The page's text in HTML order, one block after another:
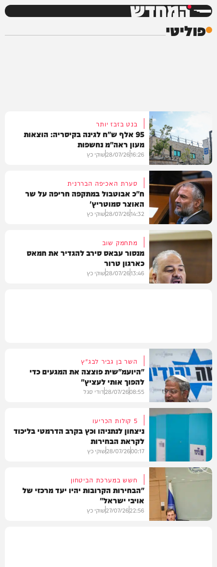
המחדש
פוליטי
חדשות
בנט בזבז יותר
95 אלף ש"ח לגינה בקיסריה: הוצאות
מעון ראה"מ נחשפות
16:26
28/07/26שוקי כץ
חדשות
סערת האכיפה הבררנית
ח"כ אבוטבול במתקפה חריפה על שר
האוצר סמוטריץ'
14:32
28/07/26שוקי כץ
מתחמק שוב
מנסור עבאס סירב להגדיר את חמאס
כארגון טרור
13:46
28/07/26שוקי כץ
חדשות
השר בן גביר לבג"ץ
"היועמ"שית פוצצה את המגעים כדי
להפוך אותי לעציץ"
08:55
28/07/26דודי סגל
פוליטי
5 קולות הכריעו
ניצחון לנתניהו וכץ בקרב הדרמטי בליכוד
לקראת הבחירות
00:17
28/07/26שוקי כץ
חשש במערכת הביטחון
"הבחירות הקרובות יהיו יעד מרכזי של
אויבי ישראל"
22:56
27/07/26שוקי כץ